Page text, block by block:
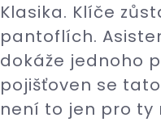
Klasika. Klíče
pantoflích.
dokáže jednoho
pojišťoven se
není to jen pro ty